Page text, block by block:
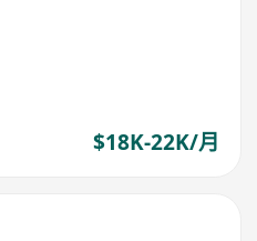
$18K-22K/月